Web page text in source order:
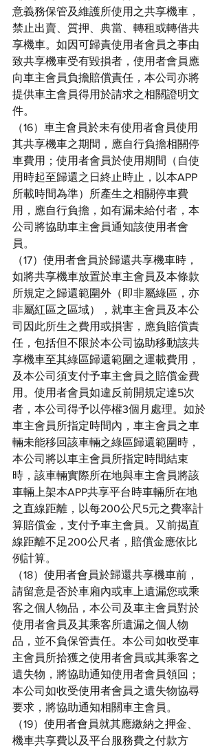
意義務保管及維護所使用之共享機車，
禁止出賣、質押、典當、轉租或轉借共
享機車。如因可歸責使用者會員之事由
致共享機車受有毀損者，使用者會員應
向車主會員負擔賠償責任，本公司亦將
提供車主會員得用於請求之相關證明文
件。
（16）車主會員於未有使用者會員使用
其共享機車之期間，應自行負擔相關停
車費用；使用者會員於使用期間（自使
用時起至歸還之日終止時止，以本APP
所載時間為準）所產生之相關停車費
用，應自行負擔，如有漏未給付者，本
公司將協助車主會員通知該使用者會
員。
（17）使用者會員於歸還共享機車時，
如將共享機車放置於車主會員及本條款
所規定之歸還範圍外（即非屬綠區，亦
非屬紅區之區域），就車主會員及本公
司因此所生之費用或損害，應負賠償責
任，包括但不限於本公司協助移動該共
享機車至其綠區歸還範圍之運載費用，
及本公司須支付予車主會員之賠償金費
用。使用者會員如違反前開規定達5次
者，本公司得予以停權3個月處理。如於
車主會員所指定時間內，車主會員之車
輛未能移回該車輛之綠區歸還範圍時，
本公司將以車主會員所指定時間結束
時，該車輛實際所在地與車主會員將該
車輛上架本APP共享平台時車輛所在地
之直線距離，以每200公尺5元之費率計
算賠償金，支付予車主會員。又前揭直
線距離不足200公尺者，賠償金應依比
例計算。
（18）使用者會員於歸還共享機車前，
請留意是否於車廂內或車上遺漏您或乘
客之個人物品，本公司及車主會員對於
使用者會員及其乘客所遺漏之個人物
品，並不負保管責任。本公司如收受車
主會員所拾獲之使用者會員或其乘客之
遺失物，將協助通知使用者會員領回；
本公司如收受使用者會員之遺失物協尋
要求，將協助通知相關車主會員。
（19）使用者會員就其應繳納之押金、
機車共享費以及平台服務費之付款方